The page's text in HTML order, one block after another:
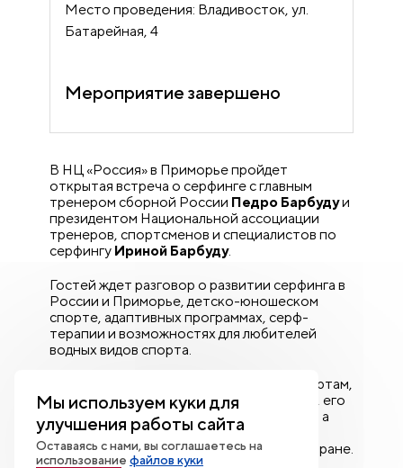
Место проведения: Владивосток, ул.
Батарейная, 4
Мероприятие завершено
В НЦ «Россия» в Приморье пройдет
открытая встреча о серфинге с главным
тренером сборной России Педро Барбудуи
президентом Национальной ассоциации
тренеров, спортсменов и специалистов по
серфингу Ириной Барбуду.
Гостей ждет разговор о развитии серфинга в
России и Приморье, детско-юношеском
спорте, адаптивных программах, серф-
терапии и возможностях для любителей
водных видов спорта.
Это возможность задать вопросы экспертам,
узнать больше о современном серфинге, его
социальных и спортивных направлениях, а
также познакомиться с опытом людей,
которые развивают этот вид спорта в стране.
Мы используем куки для
улучшения работы сайта
Оставаясь с нами, вы соглашаетесь на
использованиефайлов куки